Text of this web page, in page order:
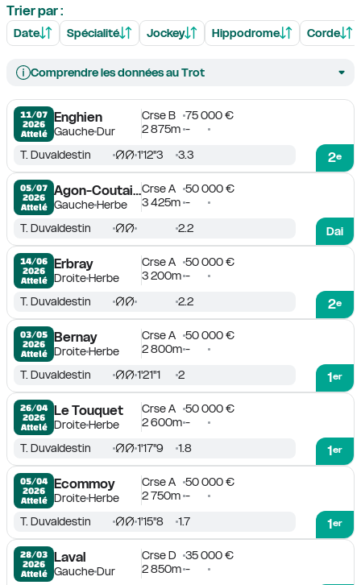
Trier par :
Date Spécialité Jockey Hippodrome Corde
Comprendre les données au Trot
11/07
2026
Attelé
Enghien
GaucheDur
Crse B
75 000 €
2 875m -
2e
T. Duvaldestin 1'12''3 3.3
05/07
2026
Attelé
Agon-Coutainville
GaucheHerbe
Crse A
50 000 €
3 425m -
Dai
T. Duvaldestin 2.2
14/06
2026
Attelé
Erbray
DroiteHerbe
Crse A
50 000 €
3 200m -
2e
T. Duvaldestin 2.2
03/05
2026
Attelé
Bernay
DroiteHerbe
Crse A
50 000 €
2 800m -
1er
T. Duvaldestin 1'21''1 2
26/04
2026
Attelé
Le Touquet
DroiteHerbe
Crse A
50 000 €
2 600m -
1er
T. Duvaldestin 1'17''9 1.8
05/04
2026
Attelé
Ecommoy
DroiteHerbe
Crse A
50 000 €
2 750m -
1er
T. Duvaldestin 1'15''8 1.7
28/03
2026
Attelé
Laval
GaucheDur
Crse D
35 000 €
2 850m -